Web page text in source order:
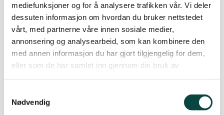
mediefunksjoner og for å analysere trafikken vår. Vi deler
dessuten informasjon om hvordan du bruker nettstedet
vårt, med partnerne våre innen sosiale medier,
annonsering og analysearbeid, som kan kombinere den
med annen informasjon du har gjort tilgjengelig for dem,
eller som de har samlet inn gjennom din bruk av
Nødvendig
Vara: Espen Ihlen
Rolf-Steinar Olsen
pdf · 125 KB